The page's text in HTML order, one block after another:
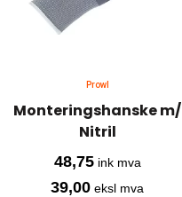
Prowl
Monteringshanske m/
Nitril
48,75ink mva
39,00 eksl mva